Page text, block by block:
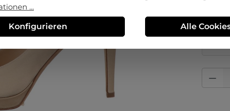
...
Konfigurieren Alle